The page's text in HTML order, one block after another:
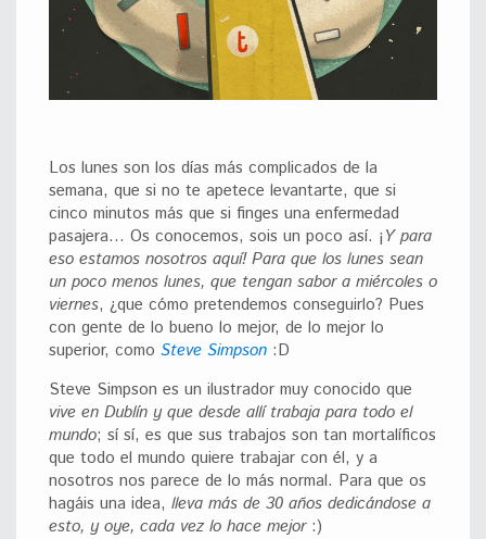
Los lunes son los días más complicados de la
semana, que si no te apetece levantarte, que si
cinco minutos más que si finges una enfermedad
pasajera… Os conocemos, sois un poco así. ¡Y para
eso estamos nosotros aquí! Para que los lunes sean
un poco menos lunes, que tengan sabor a miércoles o
viernes, ¿que cómo pretendemos conseguirlo? Pues
con gente de lo bueno lo mejor, de lo mejor lo
superior, como Steve Simpson :D
Steve Simpson es un ilustrador muy conocido que
vive en Dublín y que desde allí trabaja para todo el
mundo; sí sí, es que sus trabajos son tan mortalíficos
que todo el mundo quiere trabajar con él, y a
nosotros nos parece de lo más normal. Para que os
hagáis una idea, lleva más de 30 años dedicándose a
esto, y oye, cada vez lo hace mejor :)